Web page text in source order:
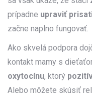
prípadne upraviť
začne naplno fungovať.
Ako skvelá podpora
kontakt mamy s
oxytocínu, ktorý
Alebo môžete skúsiť